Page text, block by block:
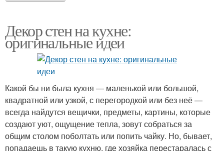
Декор стен на кухне:
оригинальные идеи
Какой бы ни была кухня — маленькой или большой,
квадратной или узкой, с перегородкой или без неё —
всегда найдутся вещички, предметы, картины, которые
создают уют, ощущение тепла, зовут собраться за
общим столом поболтать или попить чайку. Но, бывает,
попадаешь в такую кухню, где хозяйка перестаралась с